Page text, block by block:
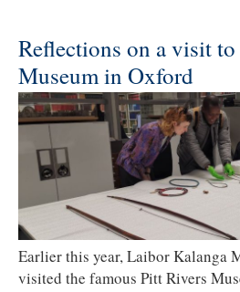
Reflections on a visit
Museum in Oxford
Earlier this year, Laibor Kalanga
visited the famous Pitt Rivers